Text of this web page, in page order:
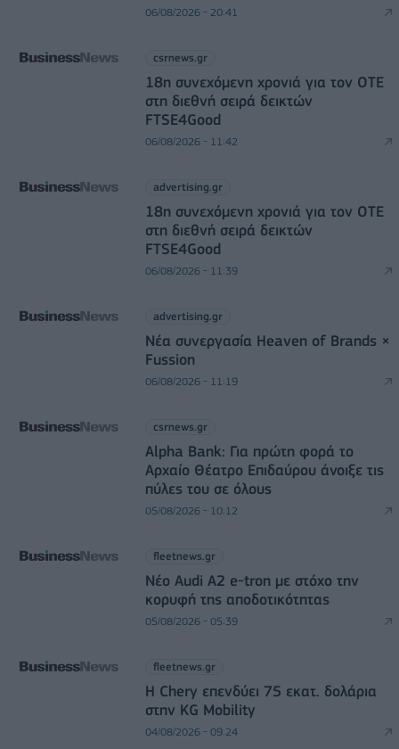
06/08/2026 - 20:41
csrnews.gr
18η συνεχόμενη χρονιά για τον ΟΤΕ
στη διεθνή σειρά δεικτών
FTSE4Good
06/08/2026 - 11:42
advertising.gr
18η συνεχόμενη χρονιά για τον ΟΤΕ
στη διεθνή σειρά δεικτών
FTSE4Good
06/08/2026 - 11:39
advertising.gr
Νέα συνεργασία Heaven of Brands ×
Fussion
06/08/2026 - 11:19
csrnews.gr
Alpha Bank: Για πρώτη φορά το
Αρχαίο Θέατρο Επιδαύρου άνοιξε τις
πύλες του σε όλους
05/08/2026 - 10:12
fleetnews.gr
Νέο Audi A2 e-tron με στόχο την
κορυφή της αποδοτικότητας
05/08/2026 - 05:39
fleetnews.gr
Η Chery επενδύει 75 εκατ. δολάρια
στην KG Mobility
04/08/2026 - 09:24